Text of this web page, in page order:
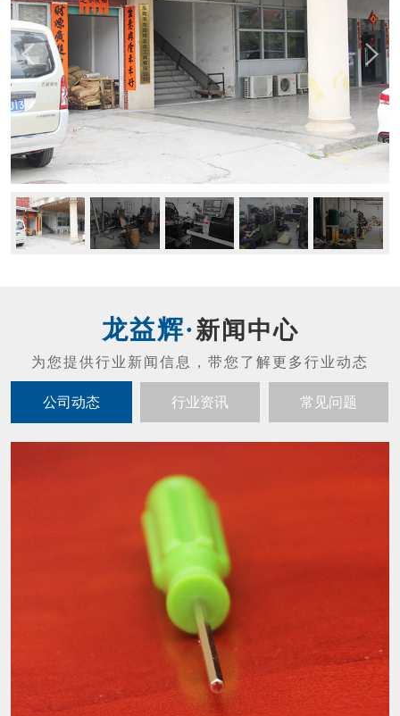
新闻中心
公司动态 行业资讯 常见问题